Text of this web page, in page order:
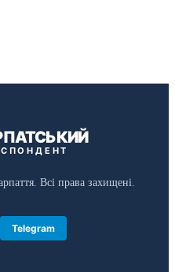
Всі права захищені.
Telegram